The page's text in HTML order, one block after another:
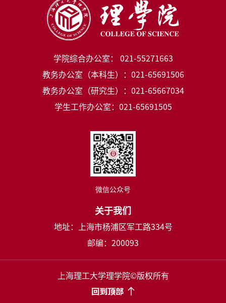
学院综合办公室： 021-55271663
教务办公室（本科生）：021-65691506
教务办公室（研究生）：021-65667034
学生工作办公室：021-65691505
微信公众号
关于我们
地址：上海市杨浦区军工路334号
邮编：200093
上海理工大学理学院©版权所有